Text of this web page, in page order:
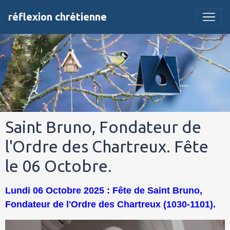
réflexion chrétienne
Saint Bruno, Fondateur de
l'Ordre des Chartreux. Fête
le 06 Octobre.
Lundi 06 Octobre 2025 : Fête de Saint Bruno,
Fondateur de l'Ordre des Chartreux (1030-1101).